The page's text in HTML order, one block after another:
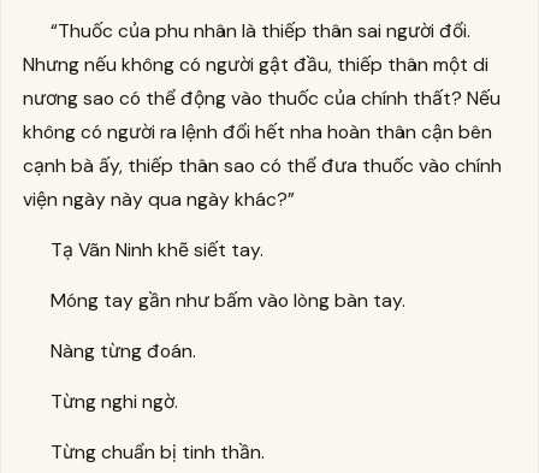
“Thuốc của phu nhân là thiếp thân sai người đổi.
Nhưng nếu không có người gật đầu, thiếp thân một di
nương sao có thể động vào thuốc của chính thất? Nếu
không có người ra lệnh đổi hết nha hoàn thân cận bên
cạnh bà ấy, thiếp thân sao có thể đưa thuốc vào chính
viện ngày này qua ngày khác?”
Tạ Vãn Ninh khẽ siết tay.
Móng tay gần như bấm vào lòng bàn tay.
Nàng từng đoán.
Từng nghi ngờ.
Từng chuẩn bị tinh thần.